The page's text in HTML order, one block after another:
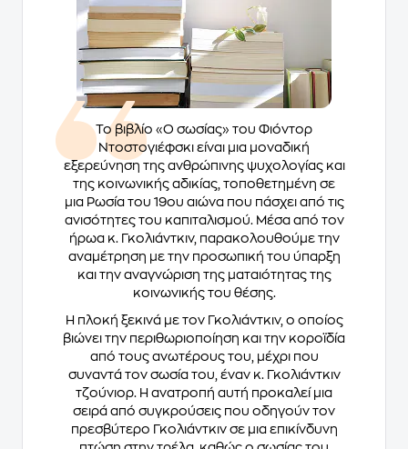
Το βιβλίο «Ο σωσίας» του Φιόντορ
Ντοστογιέφσκι είναι μια μοναδική
εξερεύνηση της ανθρώπινης ψυχολογίας και
της κοινωνικής αδικίας, τοποθετημένη σε
μια Ρωσία του 19ου αιώνα που πάσχει από τις
ανισότητες του καπιταλισμού. Μέσα από τον
ήρωα κ. Γκολιάντκιν, παρακολουθούμε την
αναμέτρηση με την προσωπική του ύπαρξη
και την αναγνώριση της ματαιότητας της
κοινωνικής του θέσης.
Η πλοκή ξεκινά με τον Γκολιάντκιν, ο οποίος
βιώνει την περιθωριοποίηση και την κοροϊδία
από τους ανωτέρους του, μέχρι που
συναντά τον σωσία του, έναν κ. Γκολιάντκιν
τζούνιορ. Η ανατροπή αυτή προκαλεί μια
σειρά από συγκρούσεις που οδηγούν τον
πρεσβύτερο Γκολιάντκιν σε μια επικίνδυνη